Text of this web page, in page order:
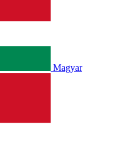
Magyar